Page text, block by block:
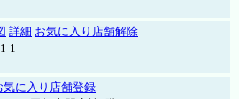
詳細 お気に入り店舗解除
1
気に入り店舗登録